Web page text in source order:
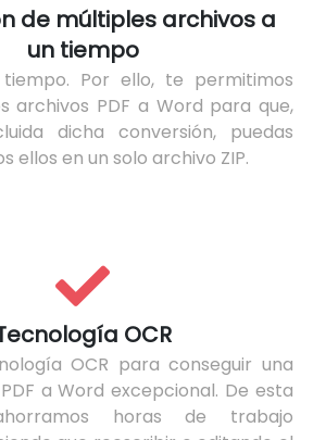
de múltiples archivos a
un tiempo
Por ello, te permitimos
archivos PDF a Word para que,
dicha conversión, puedas
ellos en un solo archivo ZIP.
OCR
OCR para conseguir una
a Word excepcional. De esta
horas de trabajo